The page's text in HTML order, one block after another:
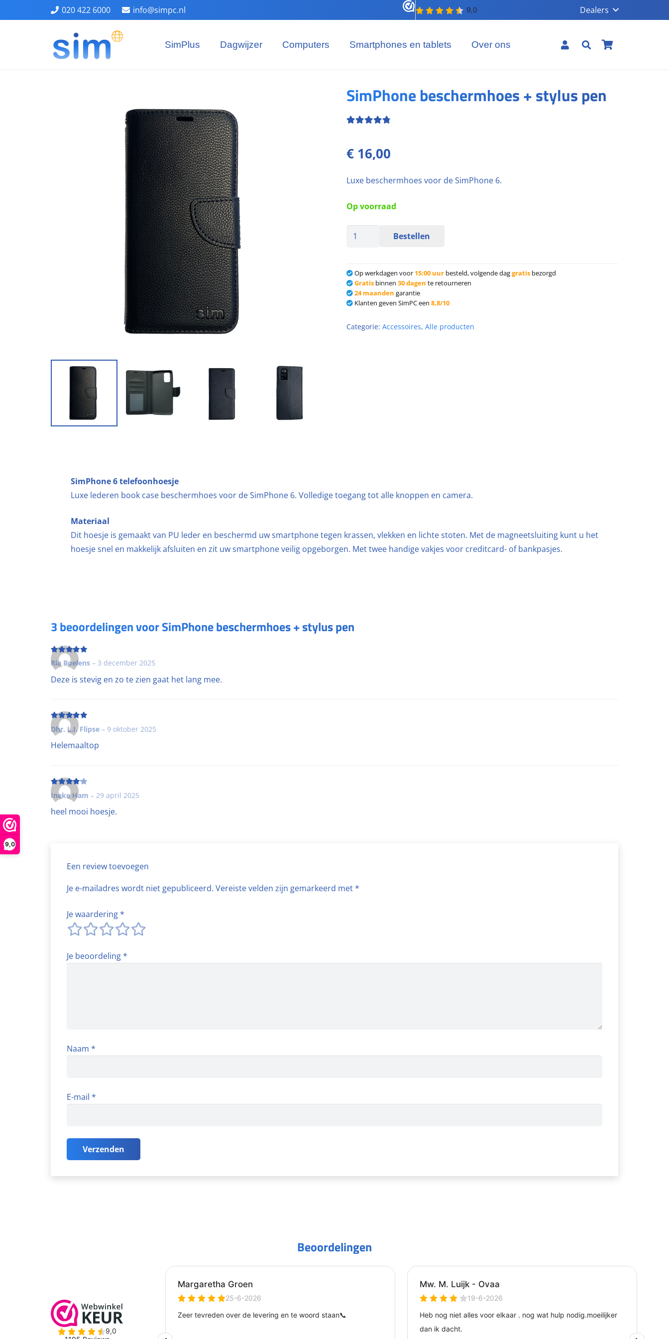
9,0
020 422 6000 info@simpc.nl Dealers
SimPlus Dagwijzer Computers Smartphones en tablets Over ons
SimPhone beschermhoes + stylus pen
€ 16,00
Luxe beschermhoes voor de SimPhone 6.
Op voorraad
Bestellen
Op werkdagen voor 15:00 uur besteld, volgende daggratis bezorgd
Gratis binnen 30 dagen te retourneren
24 maanden garantie
Klanten geven SimPC een 8,8/10
Categorie: Accessoires, Alle producten
SimPhone 6 telefoonhoesje
Luxe lederen book case beschermhoes voor de SimPhone 6. Volledige toegang tot alle knoppen en camera.
Materiaal
Dit hoesje is gemaakt van PU leder en beschermd uw smartphone tegen krassen, vlekken en lichte stoten. Met de magneetsluiting kunt u het
hoesje snel en makkelijk afsluiten en zit uw smartphone veilig opgeborgen. Met twee handige vakjes voor creditcard- of bankpasjes.
3 beoordelingen voorSimPhone beschermhoes + stylus pen
Beoordeling 5 uit 5
Ria Boelens – 3 december 2025
Deze is stevig en zo te zien gaat het lang mee.
Beoordeling
Dhr. L.I. Flipse – 9 oktober 2025
Helemaaltop
Beoordeling
Ineke Ham – 29 april 2025
heel mooi hoesje.
Een review toevoegen
Je e-mailadres wordt niet gepubliceerd. Vereiste velden zijn gemarkeerd met*
Je waardering*
Je beoordeling*
Naam *
E-mail *
Beoordelingen